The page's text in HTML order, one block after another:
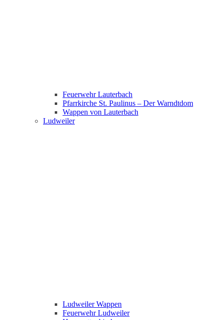
Feuerwehr Lauterbach
Pfarrkirche St. Paulinus – Der Warndtdom
Wappen von Lauterbach
Ludweiler
Ludweiler Wappen
Feuerwehr Ludweiler